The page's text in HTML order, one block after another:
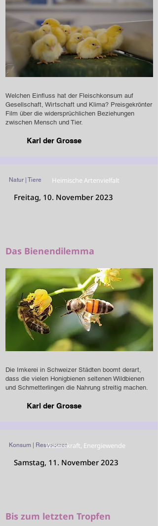
Welchen Einfluss hat der Fleischkonsum auf
Gesellschaft, Wirtschaft und Klima? Preisgekrönter
Film über die widersprüchlichen Beziehungen
zwischen Mensch und Tier.
Karl der Grosse
Natur | Tiere Heimische Artenvielfalt
Freitag, 10. November 2023
Das Bienendilemma
Die Imkerei in Schweizer Städten boomt derart,
dass die vielen Honigbienen seltenen Wildbienen
und Schmetterlingen die Nahrung streitig machen.
Karl der Grosse
Konsum | RessourcenWasserkraft, Energiewende
Samstag, 11. November 2023
Bis zum letzten Tropfen